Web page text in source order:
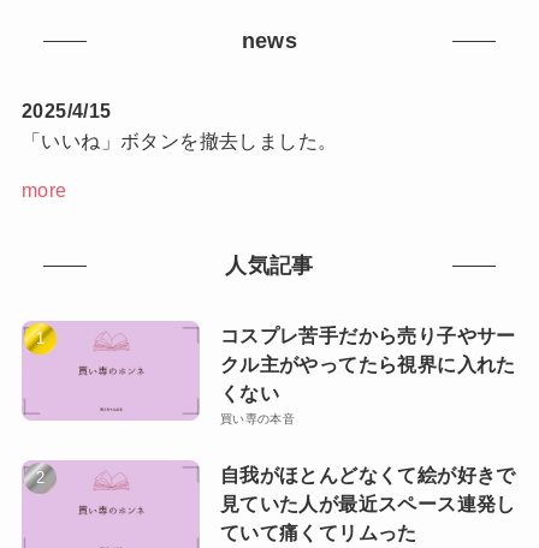
news
2025/4/15
「いいね」ボタンを撤去しました。
more
人気記事
コスプレ苦手だから売り子やサー
クル主がやってたら視界に入れた
くない
買い専の本音
自我がほとんどなくて絵が好きで
見ていた人が最近スペース連発し
ていて痛くてリムった